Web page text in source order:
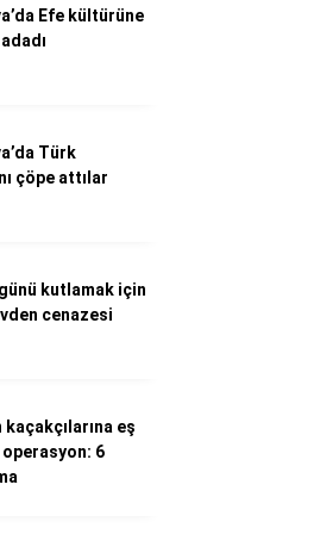
Aydın Haberleri
Aydın nöbetçi eczaneler
İletişim
Efe kültürüne
Türk
çöpe attılar
kutlamak için
cenazesi
kaçakçılarına eş
operasyon: 6